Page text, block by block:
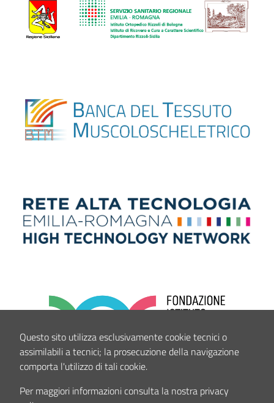
Questo sito utilizza esclusivamente cookie tecnici o
assimilabili a tecnici; la prosecuzione della navigazione
comporta l'utilizzo di tali cookie.
Per maggiori informazioni consulta la nostra privacy